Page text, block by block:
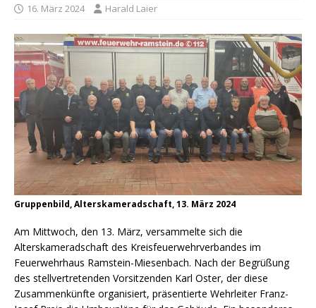
16. März 2024 Harald Laier
Gruppenbild, Alterskameradschaft, 13. März 2024
Am Mittwoch, den 13. März, versammelte sich die
Alterskameradschaft des Kreisfeuerwehrverbandes im
Feuerwehrhaus Ramstein-Miesenbach. Nach der Begrüßung
des stellvertretenden Vorsitzenden Karl Oster, der diese
Zusammenkünfte organisiert, präsentierte Wehrleiter Franz-